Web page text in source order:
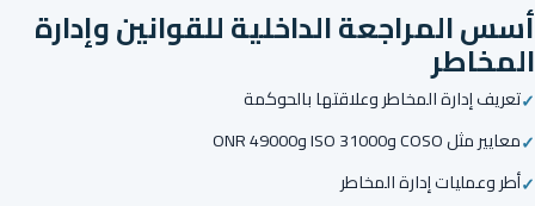
أسس المراجعة الداخلية للقوانين وإدارة
المخاطر
تعريف إدارة المخاطر وعلاقتها بالحوكمة
معايير مثل COSO وISO 31000 وONR 49000
أطر وعمليات إدارة المخاطر